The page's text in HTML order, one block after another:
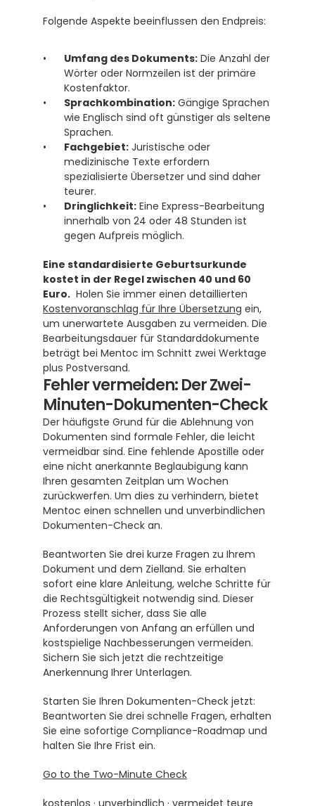
Folgende Aspekte beeinflussen den Endpreis:
Umfang des Dokuments: Die Anzahl der
Wörter oder Normzeilen ist der primäre
Kostenfaktor.
Sprachkombination: Gängige Sprachen
wie Englisch sind oft günstiger als seltene
Sprachen.
Fachgebiet: Juristische oder
medizinische Texte erfordern
spezialisierte Übersetzer und sind daher
teurer.
Dringlichkeit: Eine Express-Bearbeitung
innerhalb von 24 oder 48 Stunden ist
gegen Aufpreis möglich.
Eine standardisierte Geburtsurkunde
kostet in der Regel zwischen 40 und 60
Euro.
Kostenvoranschlag für Ihre Übersetzung ein,
um unerwartete Ausgaben zu vermeiden. Die
Bearbeitungsdauer für Standarddokumente
beträgt bei Mentoc im Schnitt zwei Werktage
plus Postversand.
Fehler vermeiden: Der Zwei-
Minuten-Dokumenten-Check
Der häufigste Grund für die Ablehnung von
Dokumenten sind formale Fehler, die leicht
vermeidbar sind. Eine fehlende Apostille oder
eine nicht anerkannte Beglaubigung kann
Ihren gesamten Zeitplan um Wochen
zurückwerfen. Um dies zu verhindern, bietet
Mentoc einen schnellen und unverbindlichen
Dokumenten-Check an.
Beantworten Sie drei kurze Fragen zu Ihrem
Dokument und dem Zielland. Sie erhalten
sofort eine klare Anleitung, welche Schritte für
die Rechtsgültigkeit notwendig sind. Dieser
Prozess stellt sicher, dass Sie alle
Anforderungen von Anfang an erfüllen und
kostspielige Nachbesserungen vermeiden.
Sichern Sie sich jetzt die rechtzeitige
Anerkennung Ihrer Unterlagen.
Starten Sie Ihren Dokumenten-Check jetzt:
Beantworten Sie drei schnelle Fragen, erhalten
Sie eine sofortige Compliance-Roadmap und
halten Sie Ihre Frist ein.
Go to the Two-Minute Check
kostenlos · unverbindlich · vermeidet teure